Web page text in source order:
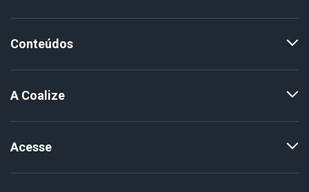
Conteúdos
A Coalize
Acesse